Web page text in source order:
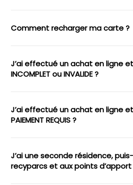
Comment recharger ma carte ?
J’ai effectué un achat en ligne
INCOMPLET ou INVALIDE ?
J’ai effectué un achat en ligne
PAIEMENT REQUIS ?
J’ai une seconde résidence,
recyparcs et aux points